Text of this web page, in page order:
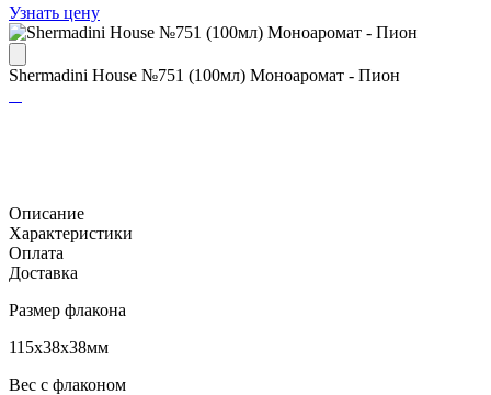
Узнать цену
Shermadini House №751 (100мл) Моноаромат - Пион
Описание
Характеристики
Оплата
Доставка
Размер флакона
115x38x38мм
Вес с флаконом